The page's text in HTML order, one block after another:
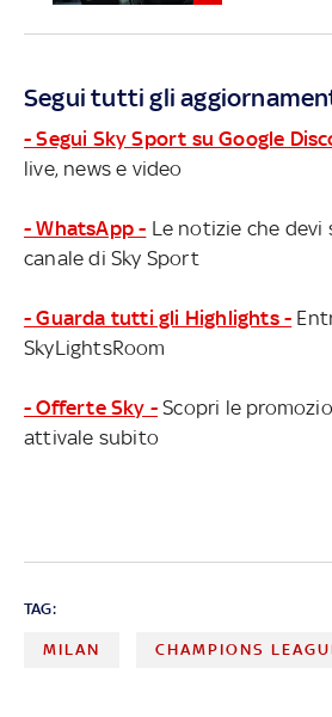
Segui tutti gli
- Segui Sky Sport su Google
live, news e video
- WhatsApp - Le notizie che devi
canale di Sky Sport
- Guarda tutti gli Highlights -
SkyLightsRoom
- Offerte Sky - Scopri le
attivale subito
TAG:
MILAN CHAMPIONS